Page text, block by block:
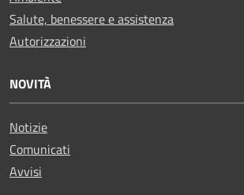
Salute, benessere e assistenza
Autorizzazioni
NOVITÀ
Notizie
Comunicati
Avvisi